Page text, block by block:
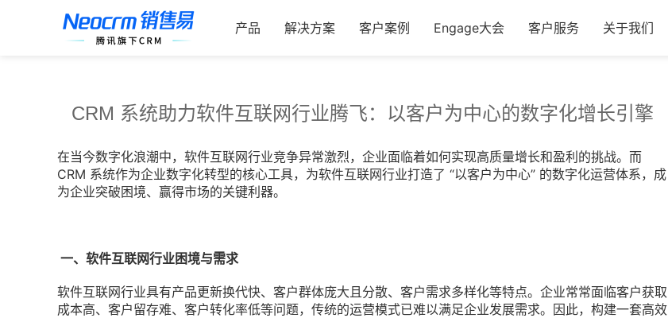
产品 解决方案 客户案例 Engage大会 客户服务 关于我们
CRM 系统助力软件互联网行业腾飞：以客户为中心的数字化增长引擎
在当今数字化浪潮中，软件互联网行业竞争异常激烈，企业面临着如何实现高质量增长和盈利的挑战。而
CRM 系统作为企业数字化转型的核心工具，为软件互联网行业打造了 “以客户为中心” 的数字化运营体系，成
为企业突破困境、赢得市场的关键利器。
一、软件互联网行业困境与需求
软件互联网行业具有产品更新换代快、客户群体庞大且分散、客户需求多样化等特点。企业常常面临客户获取
成本高、客户留存难、客户转化率低等问题，传统的运营模式已难以满足企业发展需求。因此，构建一套高效